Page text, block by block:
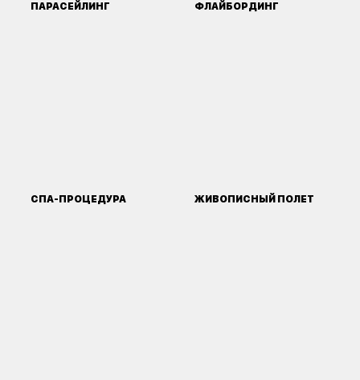
ПАРАСЕЙЛИНГ ФЛАЙБОРДИНГ
СПА-ПРОЦЕДУРА ЖИВОПИСНЫЙ ПОЛЕТ